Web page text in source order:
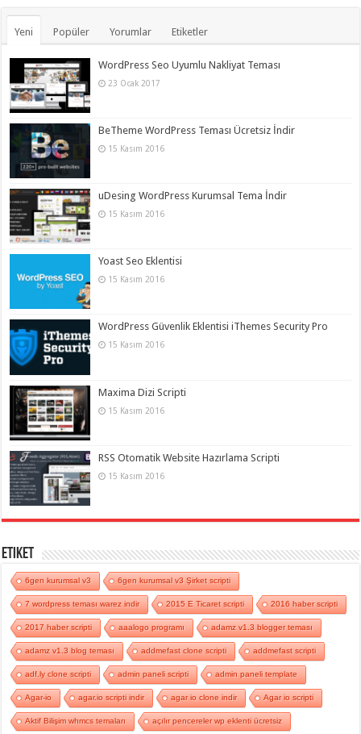
Yeni Popüler Yorumlar Etiketler
WordPress Seo Uyumlu Nakliyat Teması
23 Ocak 2017
BeTheme WordPress Teması Ücretsiz İndir
15 Kasım 2016
uDesing WordPress Kurumsal Tema İndir
15 Kasım 2016
Yoast Seo Eklentisi
15 Kasım 2016
WordPress Güvenlik Eklentisi iThemes Security Pro
15 Kasım 2016
Maxima Dizi Scripti
15 Kasım 2016
RSS Otomatik Website Hazırlama Scripti
15 Kasım 2016
Etiket
6gen kurumsal v3 6gen kurumsal v3 Şirket scripti
7 wordpress teması warez indir 2015 E Ticaret scripti 2016 haber scripti
2017 haber scripti aaalogo programı adamz v1.3 blogger teması
adamz v1.3 blog teması addmefast clone scripti addmefast scripti
adf.ly clone scripti admin paneli scripti admin paneli template
Agar-io agar.io scripti indir agar io clone indir Agar io scripti
Aktif Bilişim whmcs temaları açılır pencereler wp eklenti ücretsiz